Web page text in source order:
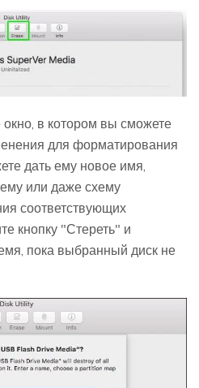
в котором вы сможете
для форматирования
дать ему новое имя,
или даже схему
соответствующих
кнопку "Стереть" и
пока выбранный диск не